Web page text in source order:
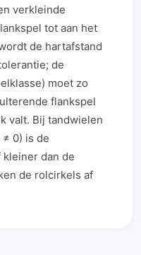
verkleinde
tot aan het
de hartafstand
de
moet zo
flankspel
valt. Bij tandwielen
0) is de
dan de
de rolcirkels af